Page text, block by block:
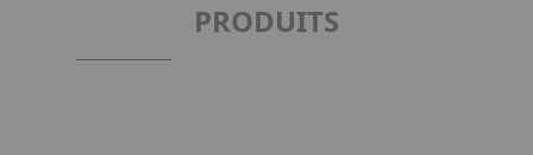
PRODUITS